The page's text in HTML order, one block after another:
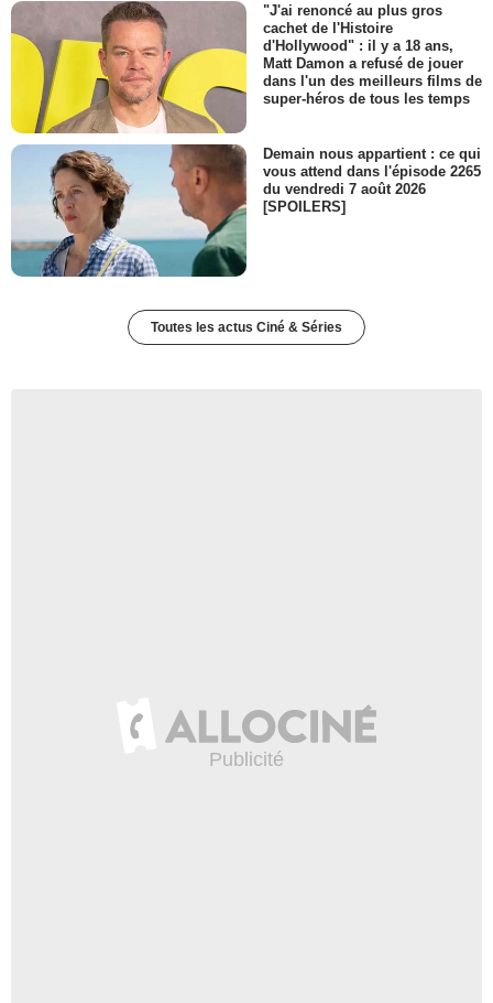
"J'ai renoncé au plus gros
cachet de l'Histoire
d'Hollywood" : il y a 18 ans,
Matt Damon a refusé de jouer
dans l'un des meilleurs films de
super-héros de tous les temps
Demain nous appartient : ce qui
vous attend dans l'épisode 2265
du vendredi 7 août 2026
[SPOILERS]
Toutes les actus Ciné & Séries